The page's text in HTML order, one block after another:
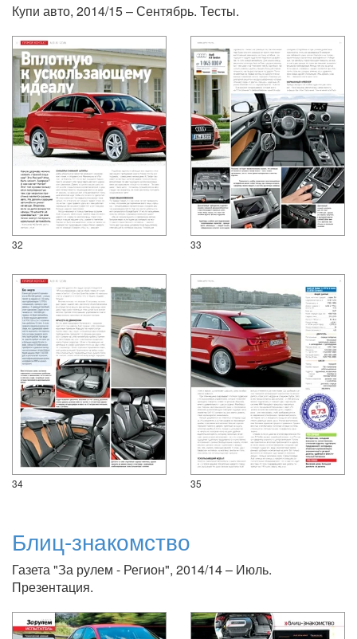
Купи авто, 2014/15 – Сентябрь. Тесты.
32 33
34 35
Блиц-знакомство
Газета "За рулем - Регион", 2014/14 – Июль.
Презентация.